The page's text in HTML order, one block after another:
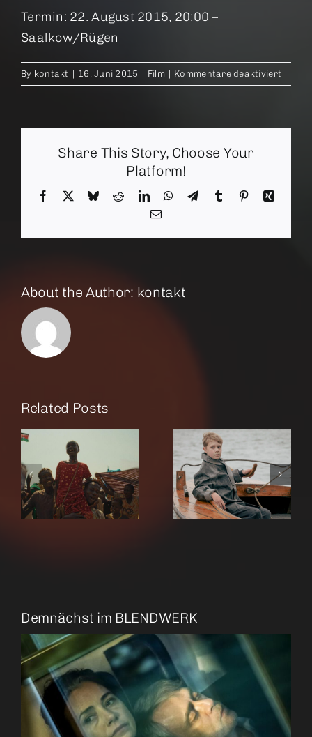
Termin: 22. August 2015, 20:00 –
Saalkow/Rügen
By kontakt | 16. Juni 2015 | Film | Kommentare deaktiviert
Share This Story, Choose Your
Platform!
Facebook BlueskyRedditLinkedInWhatsApp
TelegramTumblr PinterestXing
Email
About the Author: kontakt
Related Posts
Amrum Rose
Demnächst im BLENDWERK